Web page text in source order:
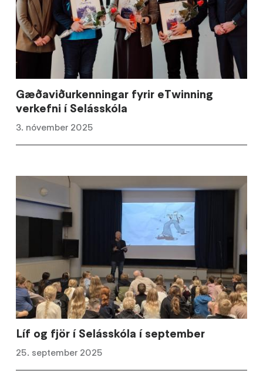
Gæðaviðurkenningar fyrir eTwinning
verkefni í Selásskóla
3. nóvember 2025
Líf og fjör í Selásskóla í september
25. september 2025